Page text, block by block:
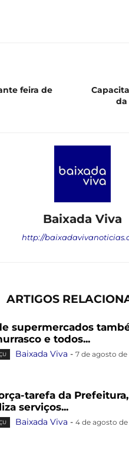
feira de
da
Baixada Viva
http://
ARTIGOS
supermercados
e todos...
Baixada Viva - 7 de agosto de
tarefa da
serviços...
Baixada Viva - 4 de agosto de